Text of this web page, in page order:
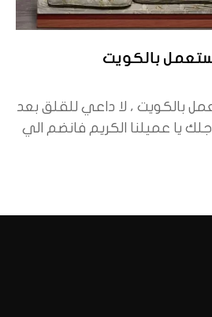
بالكويت
بالكويت ، لا داعي للقلق بعد
يا عميلنا الكريم فانضم الي